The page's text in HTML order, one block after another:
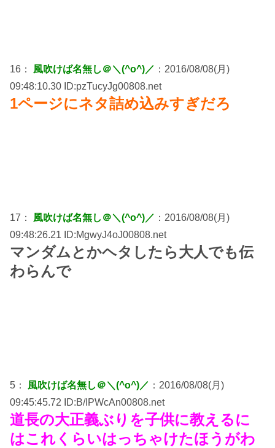
16： 風吹けば名無し＠＼(^o^)／ ：2016/08/08(月)
09:48:10.30 ID:pzTucyJg00808.net
1ページにネタ詰め込みすぎだろ
17： 風吹けば名無し＠＼(^o^)／ ：2016/08/08(月)
09:48:26.21 ID:MgwyJ4oJ00808.net
マンダムとかヘタしたら大人でも伝
わらんで
5： 風吹けば名無し＠＼(^o^)／ ：2016/08/08(月)
09:45:45.72 ID:B/IPWcAn00808.net
道長の大正義ぶりを子供に教えるに
はこれくらいはっちゃけたほうがわ